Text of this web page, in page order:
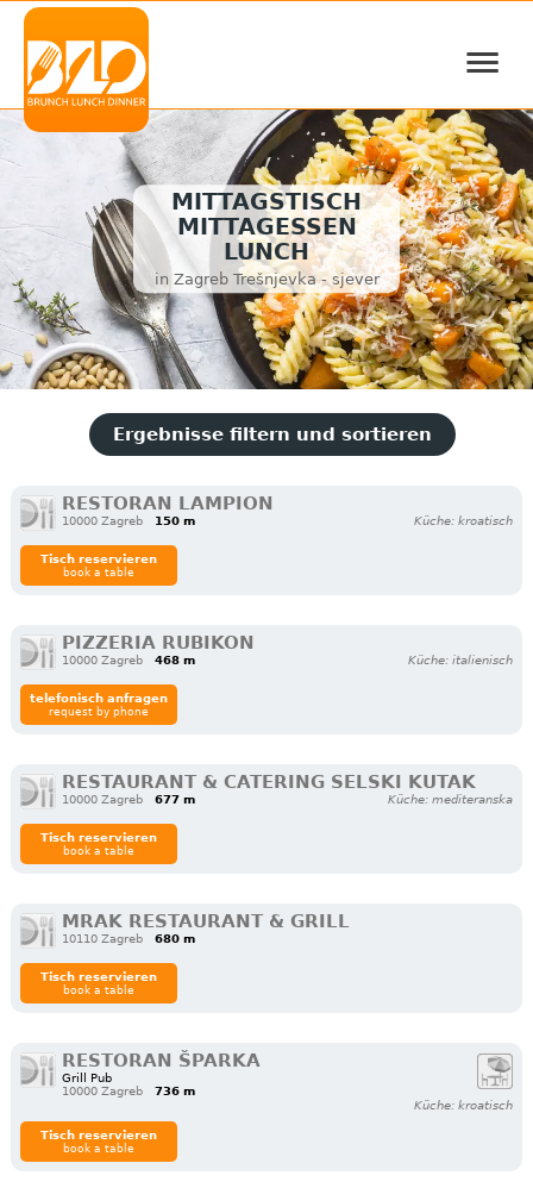
≡
MITTAGSTISCH
MITTAGESSEN
LUNCH
in Zagreb Trešnjevka - sjever
Ergebnisse filtern und sortieren
RESTORAN LAMPION
10000 Zagreb 150 m Küche: kroatisch
Tisch reservieren
book a table
PIZZERIA RUBIKON
10000 Zagreb 468 m Küche: italienisch
telefonisch anfragen
request by phone
RESTAURANT & CATERING SELSKI KUTAK
10000 Zagreb 677 m Küche: mediteranska
Tisch reservieren
book a table
MRAK RESTAURANT & GRILL
10110 Zagreb 680 m
Tisch reservieren
book a table
RESTORAN ŠPARKA
Grill Pub
10000 Zagreb
736 m
Küche: kroatisch
Tisch reservieren
book a table